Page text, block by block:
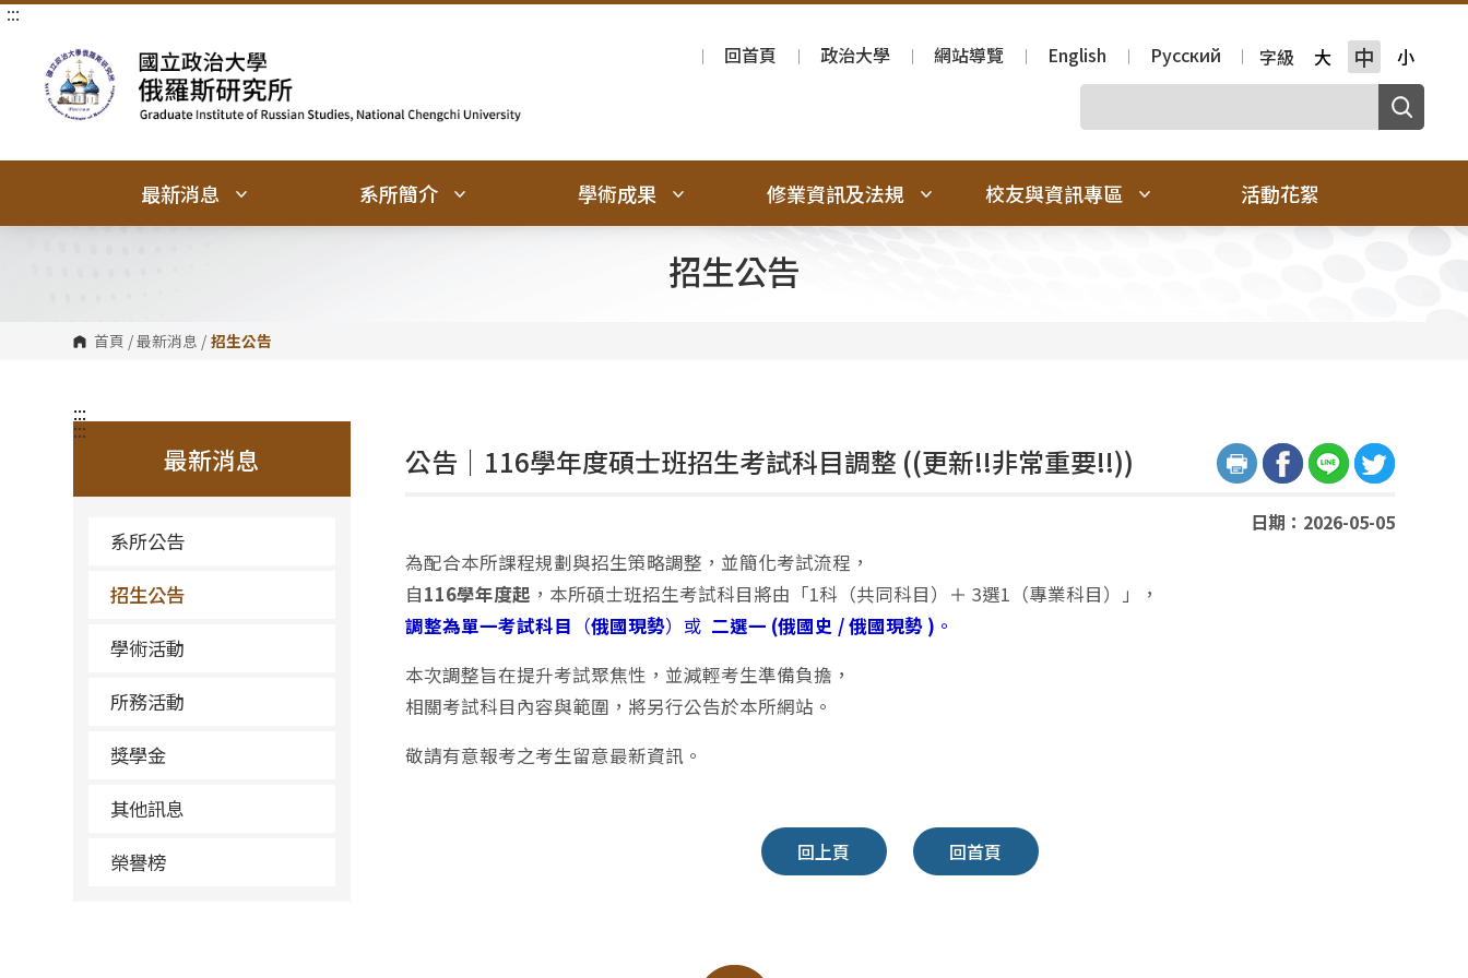
跳
跳
:::
回首頁
政治大學 網站導覽 English Русский 字級 大 中 小
最新消息 系所簡介 學術成果 修業資訊及法規 校友與資訊專區 活動花絮
招生公告
首頁 /最新消息 / 招生公告
:::
最新消息
系所公告
招生公告
學術活動
所務活動
獎學金
其他訊息
榮譽榜
:::
公告｜116學年度碩士班招生考試科目調整 ((更新!!非常重要!!))
日期：2026-05-05
為配合本所課程規劃與招生策略調整，並簡化考試流程，
自116學年度起 ，本所碩士班招生考試科目將由「1科（共同科目）＋ 3選1（專業科目）」，
調整為單一考試科目 （俄國現勢）或 二選一 (俄國史 / 俄國現勢 ) 。
本次調整旨在提升考試聚焦性，並減輕考生準備負擔，
相關考試科目內容與範圍，將另行公告於本所網站。
敬請有意報考之考生留意最新資訊。
回上頁 回首頁